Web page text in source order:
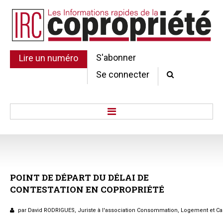
Lire un numéro
S'abonner
Se connecter
Au Parlement
Gestion et maintenance
Pratique de la copro.
POINT DE DÉPART DU DÉLAI DE
CONTESTATION EN COPROPRIÉTÉ
par David RODRIGUES, Juriste à l'association Consommation, Logement et